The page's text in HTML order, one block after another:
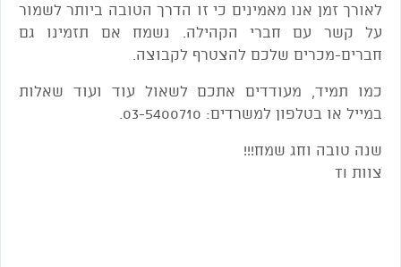
לאורך זמן אנו מאמינים כי זו הדרך הטובה ביותר לשמור
על קשר עם חברי הקהילה. נשמח אם תזמינו גם
חברים-מכרים שלכם להצטרף לקבוצה.
כמו תמיד, מעודדים אתכם לשאול עוד ועוד שאלות
במייל או בטלפון למשרדים: 03-5400710.
שנה טובה וחג שמח!!!
צוות TI